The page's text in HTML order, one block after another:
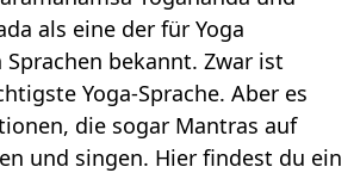
als eine der für Yoga
bekannt. Zwar ist
Yoga-Sprache. Aber es
die sogar Mantras auf
und singen. Hier findest du ein